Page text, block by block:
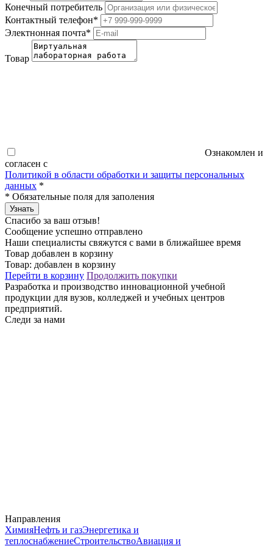
Конечный потребитель
Контактный телефон*
Электнонная почта*
Товар
Ознакомлен и
согласен с
Политикой в области обработки и защиты персональных
данных *
* Обязательные поля для заполения
Узнать
Спасибо за ваш отзыв!
Сообщение успешно отправлено
Наши специалисты свяжутся с вами в ближайшее время
Товар добавлен в корзину
Товар: добавлен в корзину
Перейти в корзину Продолжить покупки
Разработка и производство инновационной учебной
продукции для вузов, колледжей и учебных центров
предприятий.
Следи за нами
Направления
ХимияНефть и газЭнергетика и
теплоснабжениеСтроительствоАвиация и